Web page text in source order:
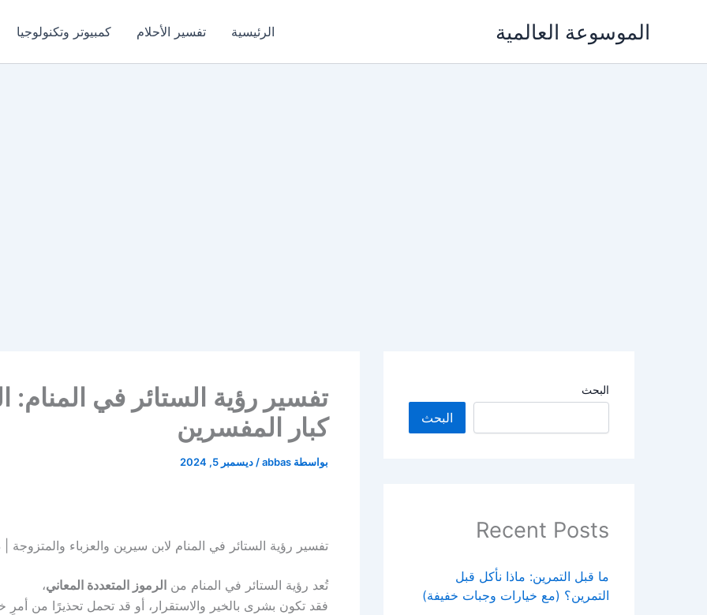
الموسوعة العالمية الرئيسية تفسير الأحلام كمبيوتر وتكنولوجيا
البحث
البحث
Recent Posts
ما قبل التمرين: ماذا نأكل قبل
التمرين؟ (مع خيارات وجبات خفيفة)
تفسير رؤية الستائر في المنام:
كبار المفسرين
بواسطة abbas
/ ديسمبر 5, 2024
تفسير رؤية الستائر في المنام لابن سيرين والعزباء
تُعد رؤية الستائر في المنام من الرموز المتعددة المعاني،
فقد تكون بشرى بالخير والاستقرار، أو قد تحمل تحذيرًا من أمرٍ